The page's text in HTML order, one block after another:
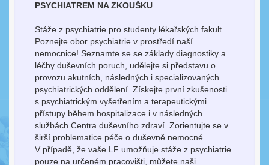
PSYCHIATREM NA ZKOUŠKU
Stáže z psychiatrie pro studenty lékařských fakult
Poznejte obor psychiatrie v prostředí naší
nemocnice! Seznamte se se základy diagnostiky a
léčby duševních poruch, udělejte si představu o
provozu akutních, následných i specializovaných
psychiatrických oddělení. Získejte první zkušenosti
s psychiatrickým vyšetřením a terapeutickými
přístupy během hospitalizace i v následných
službách Centra duševního zdraví. Zorientujte se v
širší problematice péče o duševně nemocné.
V případě, že vaše LF umožňuje stáže z psychiatrie
pouze na určeném pracovišti, můžete naši